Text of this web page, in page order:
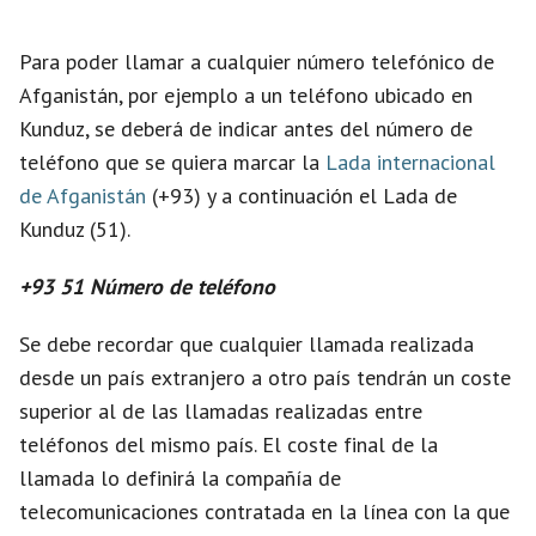
d
e
o
Para poder llamar a cualquier número telefónico de
Afganistán, por ejemplo a un teléfono ubicado en
Kunduz, se deberá de indicar antes del número de
teléfono que se quiera marcar la Lada internacional
de Afganistán (+93) y a continuación el Lada de
Kunduz (51).
+93 51 Número de teléfono
Se debe recordar que cualquier llamada realizada
desde un país extranjero a otro país tendrán un coste
superior al de las llamadas realizadas entre
teléfonos del mismo país. El coste final de la
llamada lo definirá la compañía de
telecomunicaciones contratada en la línea con la que